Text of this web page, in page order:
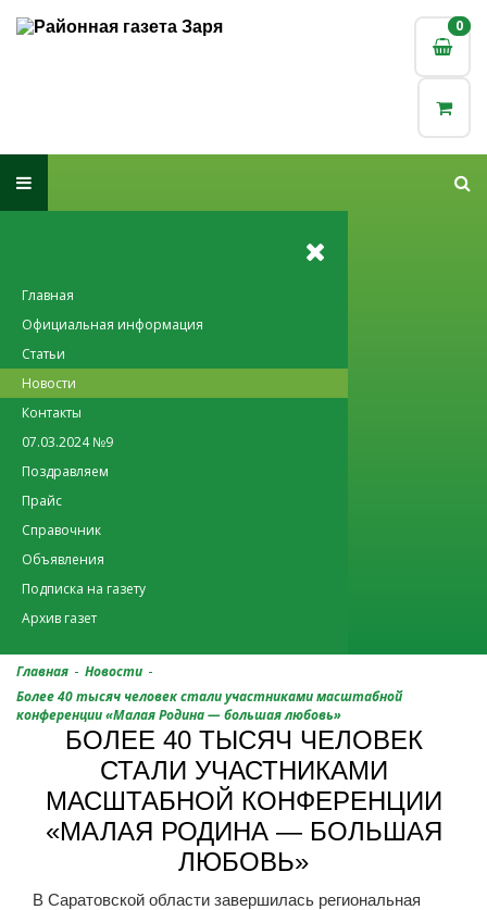
0
0
Главная
Официальная информация
Статьи
Новости
Контакты
07.03.2024 №9
Поздравляем
Прайс
Справочник
Объявления
Подписка на газету
Архив газет
Главная - Новости -
Более 40 тысяч человек стали участниками масштабной
конференции «Малая Родина — большая любовь»
БОЛЕЕ 40 ТЫСЯЧ ЧЕЛОВЕК
СТАЛИ УЧАСТНИКАМИ
МАСШТАБНОЙ КОНФЕРЕНЦИИ
«МАЛАЯ РОДИНА — БОЛЬШАЯ
ЛЮБОВЬ»
В Саратовской области завершилась региональная